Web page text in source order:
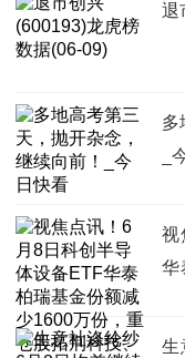
退
多
_
视
华
生